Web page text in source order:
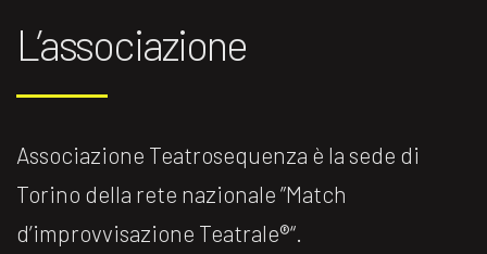
L’associazione
Associazione Teatrosequenza è la sede di
Torino della rete nazionale ”Match
d’improvvisazione Teatrale®️“.